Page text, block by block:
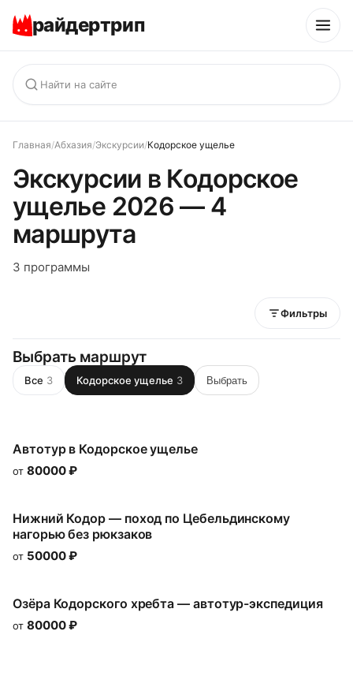
райдертрип
Главная/Абхазия/Экскурсии/Кодорское ущелье
Экскурсии в Кодорское
ущелье 2026 — 4
маршрута
3 программы
Фильтры
Выбрать маршрут
Все 3 Кодорское ущелье 3 Выбрать
Автотур в Кодорское ущелье
от 80000₽
Нижний Кодор — поход по Цебельдинскому
нагорью без рюкзаков
от 50000₽
Озёра Кодорского хребта — автотур-экспедиция
от 80000₽